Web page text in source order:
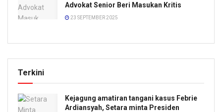
Advokat Senior Beri Masukan Kritis
23 SEPTEMBER 2025
Terkini
Kejagung amatiran tangani kasus Febrie
Ardiansyah, Setara minta Presiden